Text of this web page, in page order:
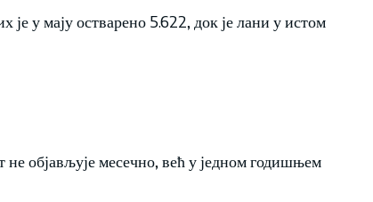
је у мају остварено 5.622, док је лани у истом
објављује месечно, већ у једном годишњем